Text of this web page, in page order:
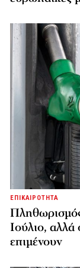
ΕΠΙΚΑΙΡΟΤΗΤΑ
Ιούλιο, αλλά
επιμένουν